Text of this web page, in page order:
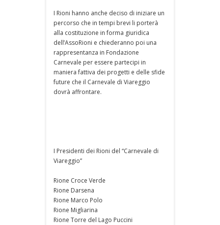
I Rioni hanno anche deciso di iniziare un
percorso che in tempi brevi li porterà
alla costituzione in forma giuridica
dell’AssoRioni e chiederanno poi una
rappresentanza in Fondazione
Carnevale per essere partecipi in
maniera fattiva dei progetti e delle sfide
future che il Carnevale di Viareggio
dovrà affrontare.
I Presidenti dei Rioni del “Carnevale di
Viareggio”
Rione Croce Verde
Rione Darsena
Rione Marco Polo
Rione Migliarina
Rione Torre del Lago Puccini